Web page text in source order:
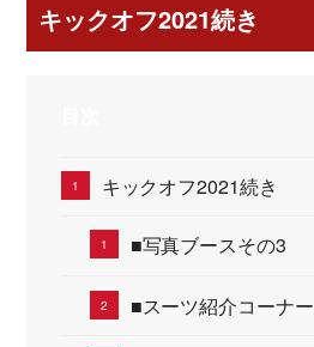
キックオフ2021続き
キックオフ2021続き
■写真ブースその3
■スーツ紹介コーナー